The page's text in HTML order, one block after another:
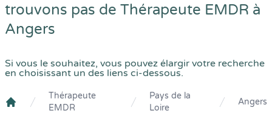
trouvons pas de Thérapeute EMDR à
Angers
Si vous le souhaitez, vous pouvez élargir votre recherche
en choisissant un des liens ci-dessous.
Crenolibre
Thérapeute
EMDR
Pays de la
Loire
Angers